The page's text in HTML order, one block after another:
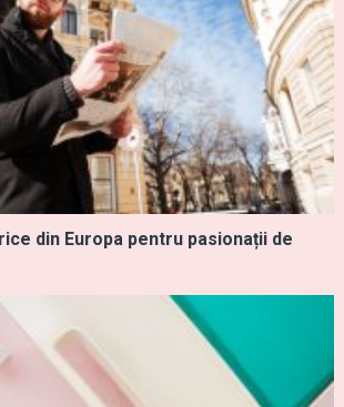
din Europa pentru pasionații de